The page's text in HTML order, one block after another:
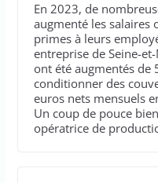
En 2023, de
augmenté les salaires
primes à leurs
entreprise de Seine-
ont été augmentés de
conditionner des
euros nets mensuels
Un coup de pouce
opératrice de